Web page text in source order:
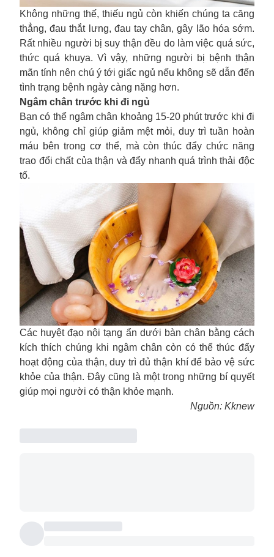
Không những thế, thiếu ngủ còn khiến chúng ta căng
thẳng, đau thắt lưng, đau tay chân, gây lão hóa sớm.
Rất nhiều người bị suy thận đều do làm việc quá sức,
thức quá khuya. Vì vậy, những người bị bệnh thận
mãn tính nên chú ý tới giấc ngủ nếu không sẽ dẫn đến
tình trạng bệnh ngày càng nặng hơn.
Ngâm chân trước khi đi ngủ
Bạn có thể ngâm chân khoảng 15-20 phút trước khi đi
ngủ, không chỉ giúp giảm mệt mỏi, duy trì tuần hoàn
máu bên trong cơ thể, mà còn thúc đẩy chức năng
trao đổi chất của thận và đẩy nhanh quá trình thải độc
tố.
Các huyệt đạo nội tạng ẩn dưới bàn chân bằng cách
kích thích chúng khi ngâm chân còn có thể thúc đẩy
hoạt động của thận, duy trì đủ thận khí để bảo vệ sức
khỏe của thận. Đây cũng là một trong những bí quyết
giúp mọi người có thận khỏe mạnh.
Nguồn: Kknew